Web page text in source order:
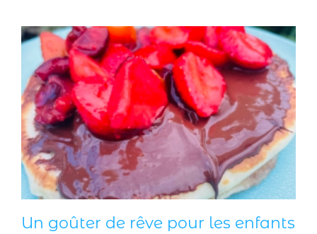
Un goûter de rêve pour les enfants